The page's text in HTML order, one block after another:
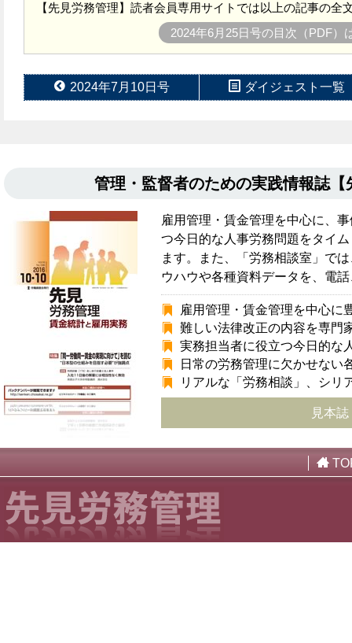
【先見労務管理】読者会員専用サイトでは以上の記事の全
2024年6月25日号の目次（PDF）
2024年7月10日号 ダイジェスト一覧
管理・監督者のための実践情報
雇用管理・賃金管理を中心に、
つ今日的な人事労務問題をタイ
ます。また、「労務相談室」で
ウハウや各種資料データを、電
雇用管理・賃金管理を中心に
難しい法律改正の内容を専門
実務担当者に役立つ今日的な
日常の労務管理に欠かせない
リアルな「労務相談」、シリ
見本